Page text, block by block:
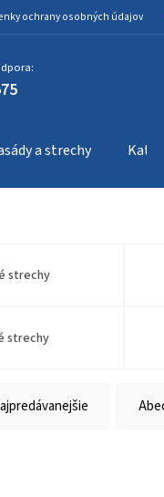
ochrany osobných údajov
a strechy
strechy
strechy